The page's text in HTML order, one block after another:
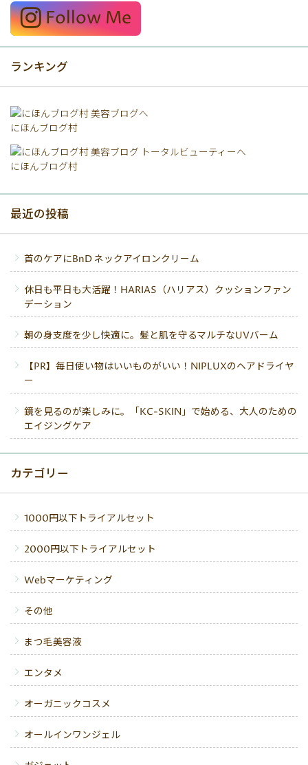
Follow Me
ランキング
にほんブログ村
にほんブログ村
最近の投稿
首のケアにBnD ネックアイロンクリーム
休日も平日も大活躍！HARIAS（ハリアス）クッションファン
デーション
朝の身支度を少し快適に。髪と肌を守るマルチなUVバーム
【PR】毎日使い物はいいものがいい！NIPLUXのヘアドライヤ
ー
鏡を見るのが楽しみに。「KC-SKIN」で始める、大人のための
エイジングケア
カテゴリー
1000円以下トライアルセット
2000円以下トライアルセット
Webマーケティング
その他
まつ毛美容液
エンタメ
オーガニックコスメ
オールインワンジェル